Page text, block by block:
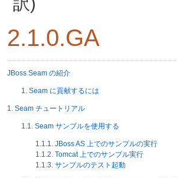
2.1.0.GA
JBoss Seam の紹介
1. Seam に貢献するには
1. Seam チュートリアル
1.1. Seam サンプルを使用する
1.1.1. JBoss AS 上でのサンプルの実行
1.1.2. Tomcat 上でのサンプル実行
1.1.3. サンプルのテスト起動